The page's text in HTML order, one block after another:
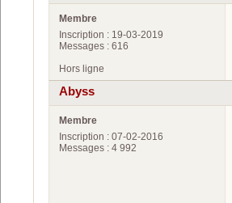
Membre
Inscription : 19-03-2019
Messages : 616
Hors ligne
Abyss
Membre
Inscription : 07-02-2016
Messages : 4 992